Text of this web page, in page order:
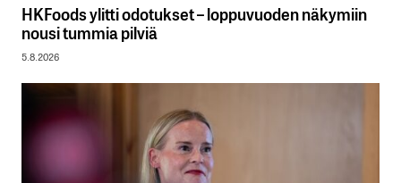
HKFoods ylitti odotukset – loppuvuoden näkymiin
nousi tummia pilviä
5.8.2026